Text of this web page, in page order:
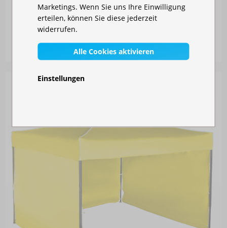
FALTZELT 2X3 M - AUS STAHL
199,00 €
Marketings. Wenn Sie uns Ihre Einwilligung
erteilen, können Sie diese jederzeit
widerrufen.
Alle Cookies aktivieren
Einstellungen